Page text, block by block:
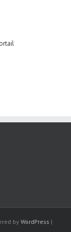
by WordPress |